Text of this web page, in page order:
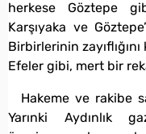
herkese Göztepe
Karşıyaka ve
Birbirlerinin
Efeler gibi, mert bir
Hakeme ve rakibe
Yarınki Aydınlık